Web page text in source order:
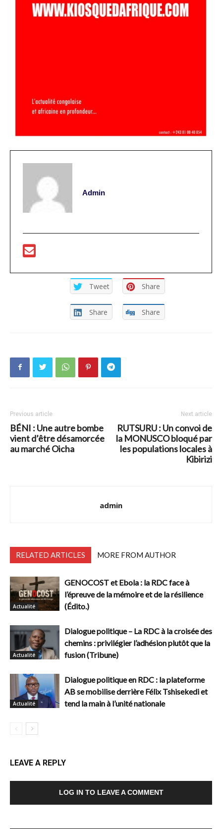
Admin
Tweet Share
Share Share
Previous article
BÉNI : Une autre bombe
vient d’être désamorcée
au marché Oicha
Next article
RUTSURU : Un convoi de
la MONUSCO bloqué par
les populations locales à
Kibirizi
admin
RELATED ARTICLES MORE FROM AUTHOR
Actualité
GENOCOST et Ebola : la RDC face à
l’épreuve de la mémoire et de la résilience
(Édito.)
Actualité
Dialogue politique – La RDC à la croisée des
chemins : privilégier l’adhésion plutôt que la
fusion (Tribune)
Actualité
Dialogue politique en RDC : la plateforme
AB se mobilise derrière Félix Tshisekedi et
tend la main à l’unité nationale
LEAVE A REPLY
LOG IN TO LEAVE A COMMENT